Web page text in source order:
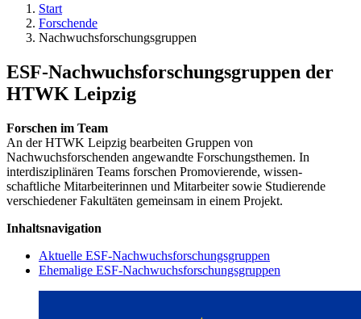
Start
Forschende
Nachwuchsforschungsgruppen
ESF-Nachwuchsforschungsgruppen der
HTWK Leipzig
Forschen im Team
An der HTWK Leipzig bearbeiten Gruppen von
Nachwuchsforschenden angewandte Forschungsthemen. In
interdisziplinären Teams forschen Promovierende, wissen-
schaftliche Mitarbeiterinnen und Mitarbeiter sowie Studierende
verschiedener Fakultäten gemeinsam in einem Projekt.
Inhaltsnavigation
Aktuelle ESF-Nachwuchsforschungsgruppen
Ehemalige ESF-Nachwuchsforschungsgruppen